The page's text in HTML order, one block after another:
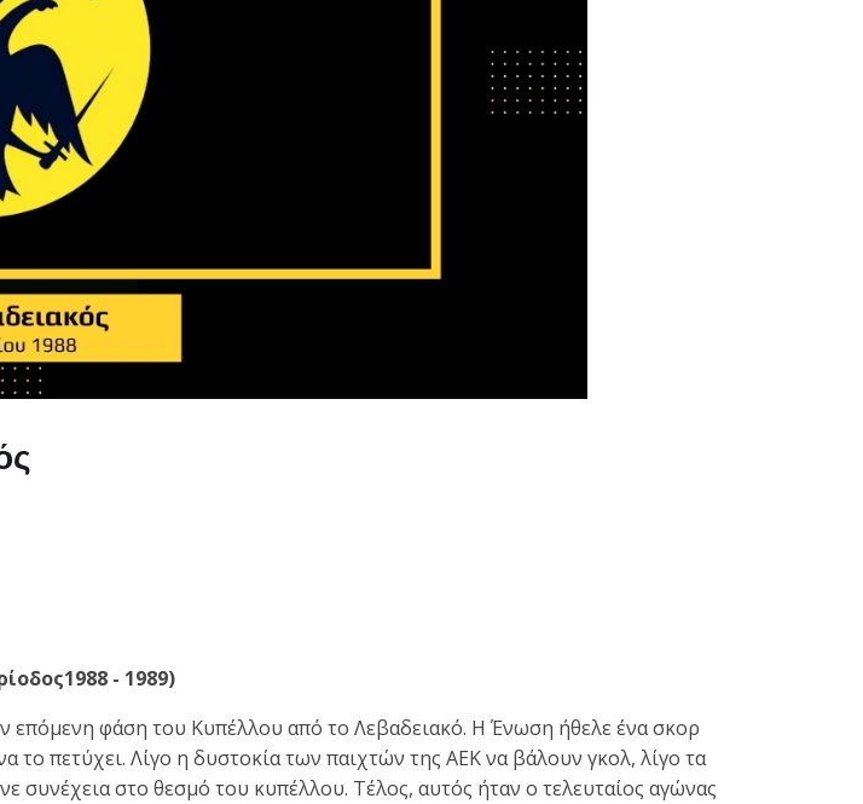
- 1989)
επόμενη φάση του Κυπέλλου από το Λεβαδειακό. Η Ένωση ήθελε ένα σκορ
πετύχει. Λίγο η δυστοκία των παιχτών της ΑΕΚ να βάλουν γκολ, λίγο τα
συνέχεια στο θεσμό του κυπέλλου. Τέλος, αυτός ήταν ο τελευταίος αγώνας